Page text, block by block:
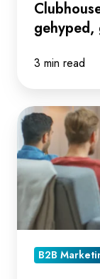
verworfen
3 min read
Addressable
TV:
Erreichen
Sie
Ihre
B2B
Zielgruppe
B2B